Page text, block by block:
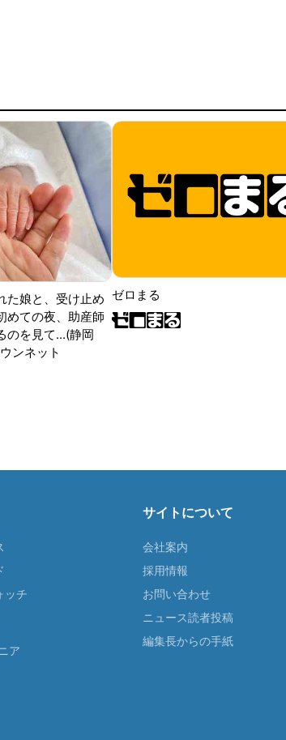
た娘と、受け止め
めての夜、助産師
のを見て...(静岡
ンネット
ゼロまる
ッチ
ア
サイトについて
会社案内
採用情報
お問い合わせ
ニュース読者投稿
編集長からの手紙